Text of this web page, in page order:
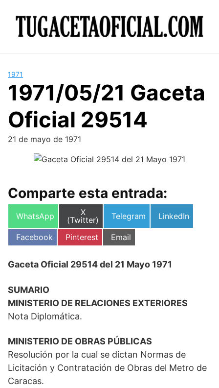
1971
1971/05/21 Gaceta
Oficial 29514
21 de mayo de 1971
Comparte esta entrada:
Compartir
WhatsApp
Compartir
en
X
(Twitter)
Compartir
Telegram
Compartir
LinkedIn
Compartir
en
Facebook
Compartir
en
Pinterest
Compartir
en
Email
Gaceta Oficial 29514 del 21 Mayo 1971
SUMARIO
MINISTERIO DE RELACIONES EXTERIORES
Nota Diplomática.
MINISTERIO DE OBRAS PÚBLICAS
Resolución por la cual se dictan Normas de
Licitación y Contratación de Obras del Metro de
Caracas.